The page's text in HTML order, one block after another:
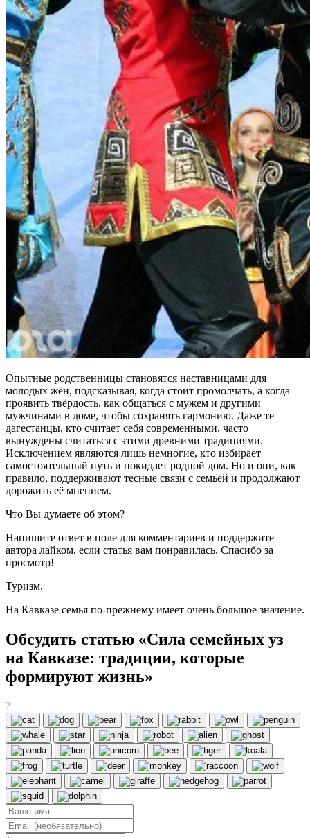
Опытные родственницы становятся наставницами для
молодых жён, подсказывая, когда стоит промолчать, а когда
проявить твёрдость, как общаться с мужем и другими
мужчинами в доме, чтобы сохранять гармонию. Даже те
дагестанцы, кто считает себя современными, часто
вынуждены считаться с этими древними традициями.
Исключением являются лишь немногие, кто избирает
самостоятельный путь и покидает родной дом. Но и они, как
правило, поддерживают тесные связи с семьёй и продолжают
дорожить её мнением.
Что Вы думаете об этом?
Напишите ответ в поле для комментариев и поддержите
автора лайком, если статья вам понравилась. Спасибо за
просмотр!
Туризм.
На Кавказе семья по-прежнему имеет очень большое значение.
Обсудить статью «Сила семейных уз
на Кавказе: традиции, которые
формируют жизнь»
?